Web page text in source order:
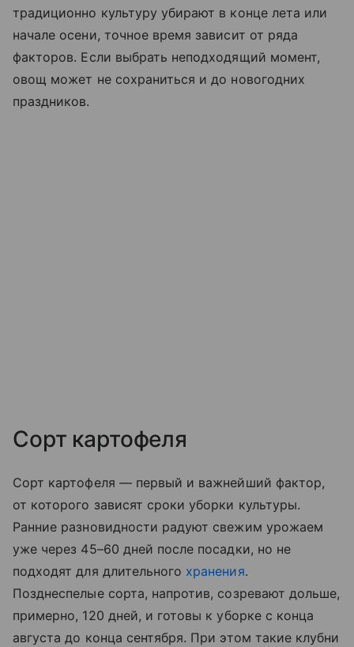
традиционно культуру убирают в конце лета или
начале осени, точное время зависит от ряда
факторов. Если выбрать неподходящий момент,
овощ может не сохраниться и до новогодних
праздников.
Сорт картофеля
Сорт картофеля — первый и важнейший фактор,
от которого зависят сроки уборки культуры.
Ранние разновидности радуют свежим урожаем
уже через 45–60 дней после посадки, но не
подходят для длительного хранения.
Позднеспелые сорта, напротив, созревают дольше,
примерно, 120 дней, и готовы к уборке с конца
августа до конца сентября. При этом такие клубни